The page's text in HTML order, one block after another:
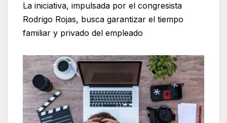
La iniciativa, impulsada por el congresista
Rodrigo Rojas, busca garantizar el tiempo
familiar y privado del empleado